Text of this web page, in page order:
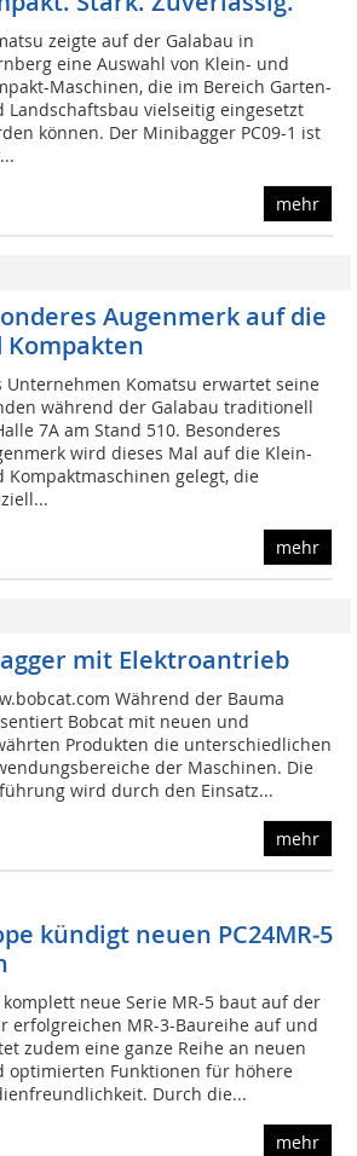
zeigte auf der Galabau in
eine Auswahl von Klein- und
Maschinen, die im Bereich Garten-
Landschaftsbau vielseitig eingesetzt
können. Der Minibagger PC09-1 ist
mehr
Augenmerk auf die
Kompakten
Unternehmen Komatsu erwartet seine
während der Galabau traditionell
7A am Stand 510. Besonderes
wird dieses Mal auf die Klein-
Kompaktmaschinen gelegt, die
mehr
mit Elektroantrieb
Während der Bauma
Bobcat mit neuen und
Produkten die unterschiedlichen
der Maschinen. Die
wird durch den Einsatz...
mehr
kündigt neuen PC24MR‐5
komplett neue Serie MR-5 baut auf der
erfolgreichen MR-3-Baureihe auf und
zudem eine ganze Reihe an neuen
optimierten Funktionen für höhere
Durch die...
mehr